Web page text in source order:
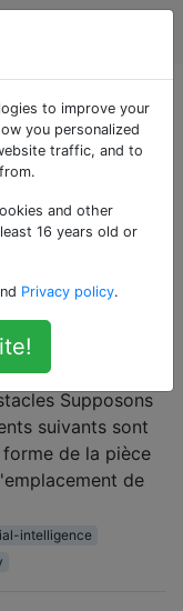
je
un
pièce?
que les
La taille
du
Supposons
suivants sont
de la pièce
de
intelligence
to improve your
you personalized
traffic, and to
and other
16 years old or
Privacy policy.